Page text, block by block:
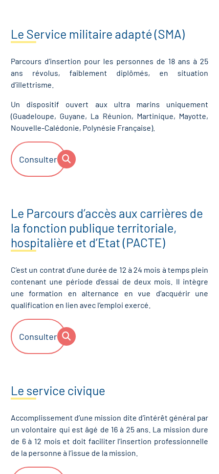
Le Service militaire adapté (SMA)
Parcours d’insertion pour les personnes de 18 ans à 25
ans révolus, faiblement diplômés, en situation
d’illettrisme.
Un dispositif ouvert aux ultra marins uniquement
(Guadeloupe, Guyane, La Réunion, Martinique, Mayotte,
Nouvelle-Calédonie, Polynésie Française).
Consulter
Le Parcours d’accès aux carrières de
la fonction publique territoriale,
hospitalière et d’Etat (PACTE)
C’est un contrat d’une durée de 12 à 24 mois à temps plein
contenant une période d’essai de deux mois. Il intègre
une formation en alternance en vue d’acquérir une
qualification en lien avec l’emploi exercé.
Consulter
Le service civique
Accomplissement d’une mission dite d’intérêt général par
un volontaire qui est âgé de 16 à 25 ans. La mission dure
de 6 à 12 mois et doit faciliter l’insertion professionnelle
de la personne à l’issue de la mission.